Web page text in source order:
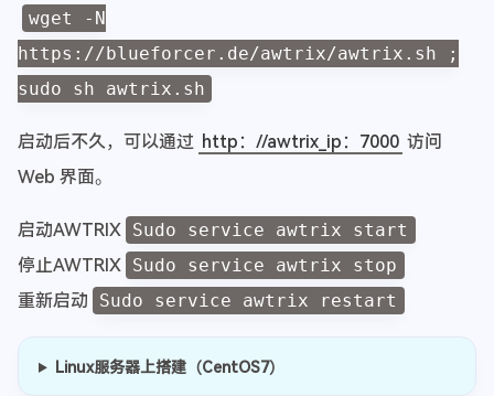
wget -N
https://blueforcer.de/awtrix/awtrix.sh ;
sudo sh awtrix.sh
启动后不久，可以通过 http：//awtrix_ip：7000 访问
Web 界面。
启动AWTRIX Sudo service awtrix start
停止AWTRIX Sudo service awtrix stop
重新启动
Sudo service awtrix restart
Linux服务器上搭建（CentOS7）